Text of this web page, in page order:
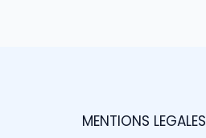
MENTIONS LEGALES